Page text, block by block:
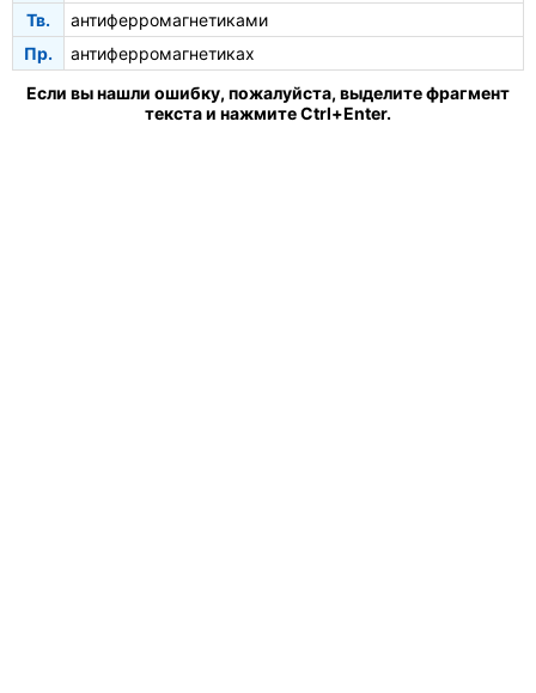
Тв.
антиферромагнетиками
Пр.
антиферромагнетиках
Если вы нашли ошибку, пожалуйста, выделите фрагмент
текста и нажмите Ctrl+Enter.